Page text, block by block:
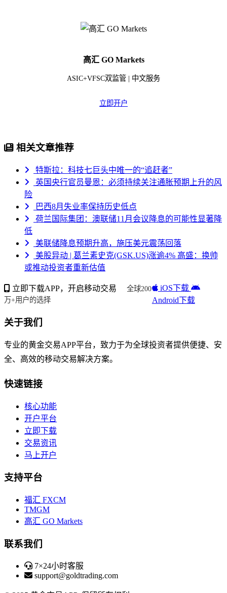
高汇 GO Markets
ASIC+VFSC双监管 | 中文服务
立即开户
相关文章推荐
特斯拉：科技七巨头中唯一的“追赶者”
英国央行官员曼恩：必须持续关注通胀预期上升的风
险
巴西8月失业率保持历史低点
荷兰国际集团：澳联储11月会议降息的可能性显著降
低
美联储降息预期升高，施压美元震荡回落
美股异动 | 葛兰素史克(GSK.US)涨逾4% 高盛：换帅
或推动投资者重新估值
立即下载APP，开启移动交易
全球200
万+用户的选择
iOS下载
Android下载
关于我们
专业的黄金交易APP平台，致力于为全球投资者提供便捷、安
全、高效的移动交易解决方案。
快速链接
核心功能
开户平台
立即下载
交易资讯
马上开户
支持平台
福汇 FXCM
TMGM
高汇 GO Markets
联系我们
7×24小时客服
support@goldtrading.com